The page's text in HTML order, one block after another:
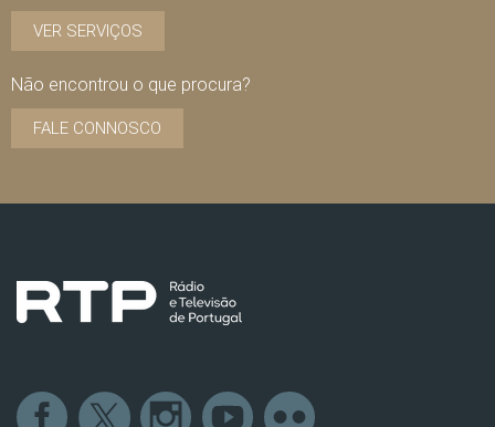
VER SERVIÇOS
Não encontrou o que procura?
FALE CONNOSCO